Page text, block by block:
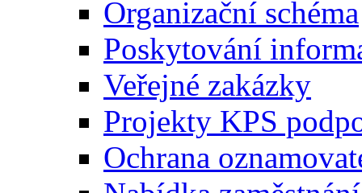
Organizační schéma
Poskytování
Veřejné zakázky
Projekty KPS
Ochrana